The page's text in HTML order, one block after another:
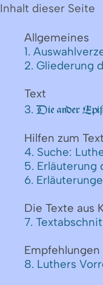
Inhalt dieser Seite
Allgemeines
1.
2. Gliederung
Text
3. Die ander
Hilfen zum Text
4. Suche:
5. Erläuterung
6.
Die Texte aus
7.
Empfehlungen
8. Luthers